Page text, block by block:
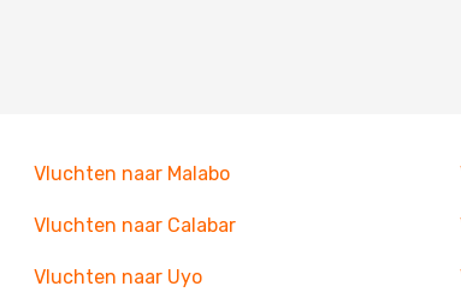
Vluchten naar Malabo
Vluchten naar Calabar
Vluchten naar Uyo